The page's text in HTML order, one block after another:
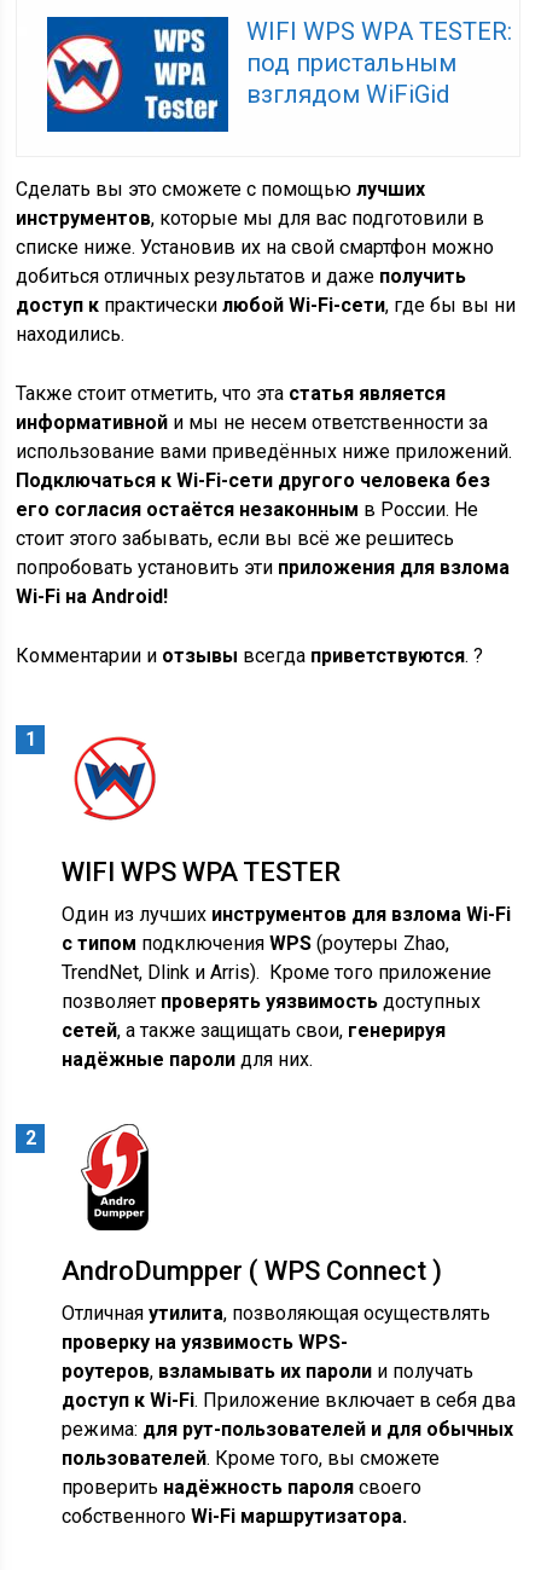
WIFI WPS WPA TESTER:
под пристальным
взглядом WiFiGid
Сделать вы это сможете с помощьюлучших
инструментов, которые мы для вас подготовили в
списке ниже. Установив их на свой смартфон можно
добиться отличных результатов и даже получить
доступ к практически любой Wi-Fi-сети, где бы вы ни
находились.
Также стоит отметить, что эта статья является
информативной и мы не несем ответственности за
использование вами приведённых ниже приложений.
Подключаться к Wi-Fi-сети другого человека без
его согласия остаётся незаконным в России. Не
стоит этого забывать, если вы всё же решитесь
попробовать установить эти приложения для взлома
Wi-Fi на Android!
Комментарии и отзывы всегда приветствуются. ?
WIFI WPS WPA TESTER
Один из лучших инструментов для взлома Wi-Fi
с типом подключенияWPS (роутеры Zhao,
TrendNet, Dlink и Arris). Кроме того приложение
позволяет проверять уязвимость доступных
сетей, а также защищать свои, генерируя
надёжные паролидля них.
AndroDumpper ( WPS Connect )
Отличнаяутилита, позволяющая осуществлять
проверку на уязвимость WPS-
роутеров, взламывать их пароли и получать
доступ к Wi-Fi. Приложение включает в себя два
режима: для рут-пользователей и для обычных
пользователей. Кроме того, вы сможете
проверить надёжность пароля своего
собственногоWi-Fi маршрутизатора.